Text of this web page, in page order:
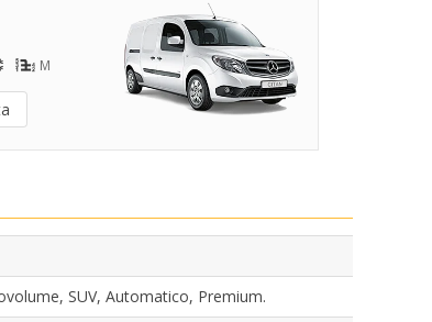
M
SUV, Automatico, Premium.